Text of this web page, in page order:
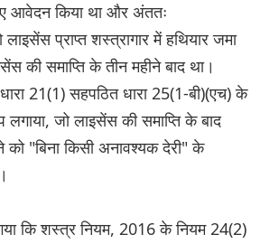
आवेदन किया था और अंततः
प्राप्त शस्त्रागार में हथियार जमा
की समाप्ति के तीन महीने बाद था।
21(1) सहपठित धारा 25(1-बी)(एच) के
जो लाइसेंस की समाप्ति के बाद
को "बिना किसी अनावश्यक देरी" के
कि शस्त्र नियम, 2016 के नियम 24(2)